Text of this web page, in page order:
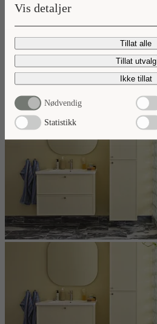
Vis detaljer
Tillat alle
Tillat utvalg
Ikke tillat
Nødvendig
Statistikk
Nyheter 2026
Ta del av våre baderomsnyheter.
Les mer